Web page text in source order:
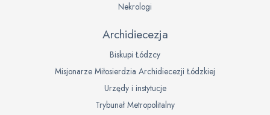
Nekrologi
Archidiecezja
Biskupi Łódzcy
Misjonarze Miłosierdzia Archidiecezji Łódzkiej
Urzędy i instytucje
Trybunał Metropolitalny